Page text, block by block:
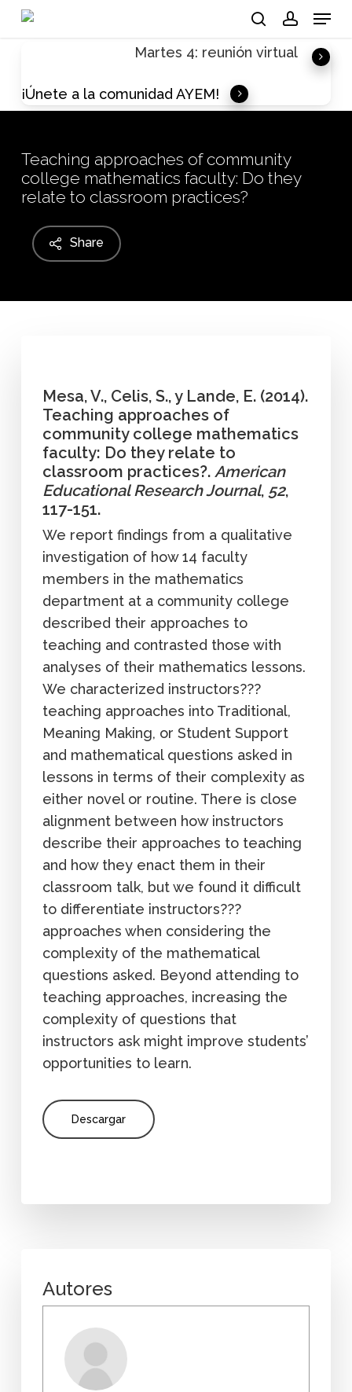
Skip
Menu
Martes 4: reunión virtual
¡Únete a la comunidad AYEM!
Teaching approaches of community
college mathematics faculty: Do they
relate to classroom practices?
Share
Mesa, V., Celis, S., y Lande, E. (2014).
Teaching approaches of
community college mathematics
faculty: Do they relate to
classroom practices?. American
Educational Research Journal, 52,
117-151.
We report findings from a qualitative
investigation of how 14 faculty
members in the mathematics
department at a community college
described their approaches to
teaching and contrasted those with
analyses of their mathematics lessons.
We characterized instructors???
teaching approaches into Traditional,
Meaning Making, or Student Support
and mathematical questions asked in
lessons in terms of their complexity as
either novel or routine. There is close
alignment between how instructors
describe their approaches to teaching
and how they enact them in their
classroom talk, but we found it difficult
to differentiate instructors???
approaches when considering the
complexity of the mathematical
questions asked. Beyond attending to
teaching approaches, increasing the
complexity of questions that
instructors ask might improve students’
opportunities to learn.
Descargar
Autores